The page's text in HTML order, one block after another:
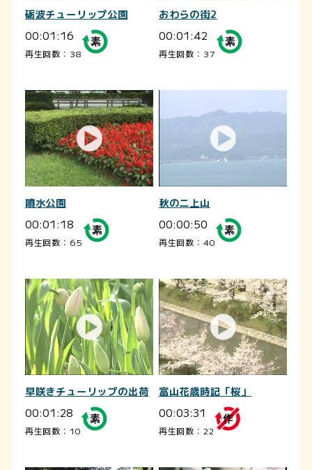
砺波チューリップ公園
00:01:16
再生回数：38
おわらの街2
00:01:42
再生回数：37
噴水公園
00:01:18
再生回数：65
秋の二上山
00:00:50
再生回数：40
早咲きチューリップの出荷
00:01:28
再生回数：10
富山花歳時記「桜」
00:03:31
再生回数：22